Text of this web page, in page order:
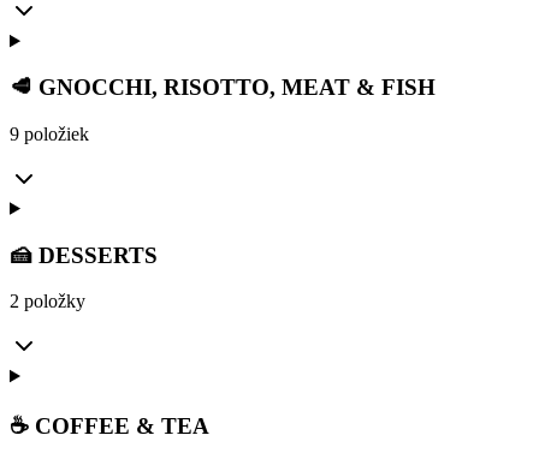
🥩 GNOCCHI, RISOTTO, MEAT & FISH
9 položiek
🍰 DESSERTS
2 položky
☕ COFFEE & TEA